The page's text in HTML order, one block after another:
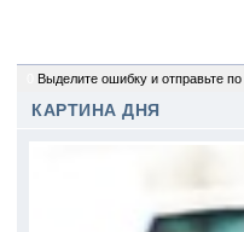
Выделите ошибку и отправьте по
КАРТИНА ДНЯ